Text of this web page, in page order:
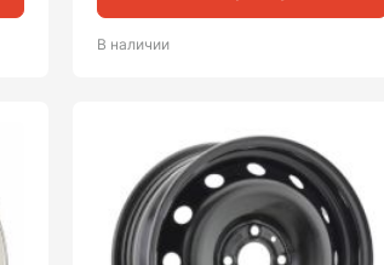
В наличии